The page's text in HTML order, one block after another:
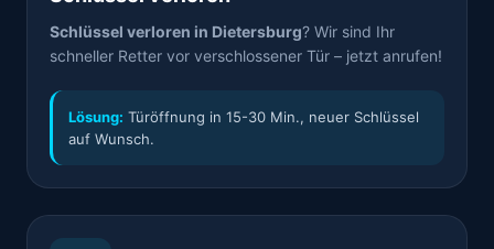
Schlüssel verloren in Dietersburg? Wir sind Ihr
schneller Retter vor verschlossener Tür – jetzt anrufen!
Lösung: Türöffnung in 15-30 Min., neuer Schlüssel
auf Wunsch.